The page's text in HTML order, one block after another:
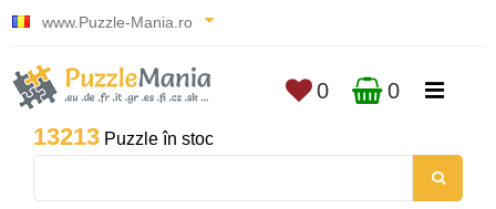
www.Puzzle-Mania.ro
13213 Puzzle în stoc
0 0